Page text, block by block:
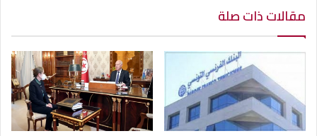
مقالات ذات صلة